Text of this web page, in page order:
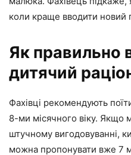
коли краще вводити новий
Як правильно
дитячий
Фахівці рекомендують
8-ми місячного віку. Якщо
штучному вигодовуванні,
можна пропонувати вже 7